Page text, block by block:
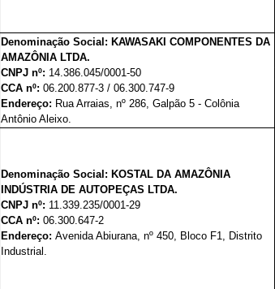
Denominação Social: KAWASAKI COMPONENTES DA
AMAZÔNIA LTDA.
CNPJ nº: 14.386.045/0001-50
CCA nº: 06.200.877-3 / 06.300.747-9
Endereço: Rua Arraias, nº 286, Galpão 5 - Colônia
Antônio Aleixo.
Denominação Social: KOSTAL DA AMAZÔNIA
INDÚSTRIA DE AUTOPEÇAS LTDA.
CNPJ nº: 11.339.235/0001-29
CCA nº: 06.300.647-2
Endereço:Avenida Abiurana, nº 450, Bloco F1, Distrito
Industrial.